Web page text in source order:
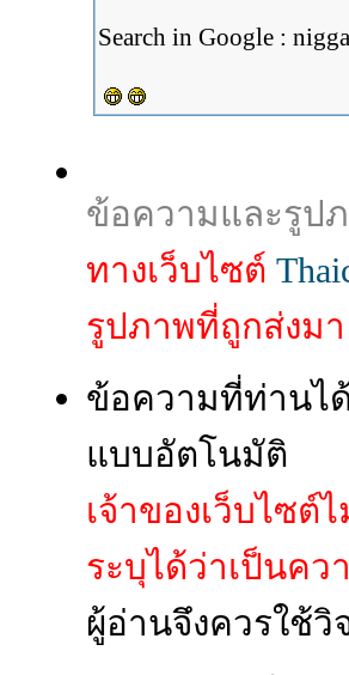
Search in Google :
ข้อความและรูป
ทางเว็บไซต์
รูปภาพที่ถูกส่งมา
ข้อความที่ท่านไ
แบบอัตโนมัติ
เจ้าของเว็บไซต์
ระบุได้ว่าเป็นคว
ผู้อ่านจึงควรใช้